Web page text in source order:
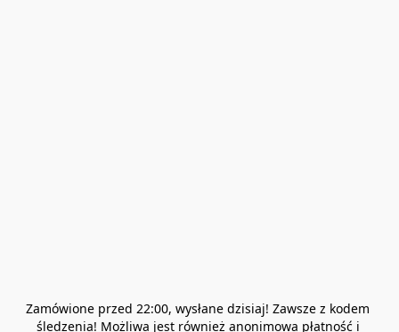
Zamówione przed 22:00, wysłane dzisiaj! Zawsze z kodem
śledzenia! Możliwa jest również anonimowa płatność i